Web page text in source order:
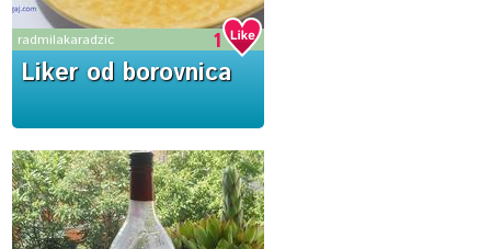
radmilakaradzic 1
Liker od borovnica